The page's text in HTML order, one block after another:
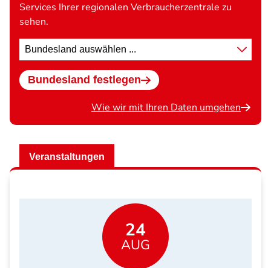
Services Ihrer regionalen Verbraucherzentrale zu
sehen.
Standort
wählen
Bundesland festlegen
Wie wir mit Ihren Daten umgehen
Veranstaltungen
24
AUG